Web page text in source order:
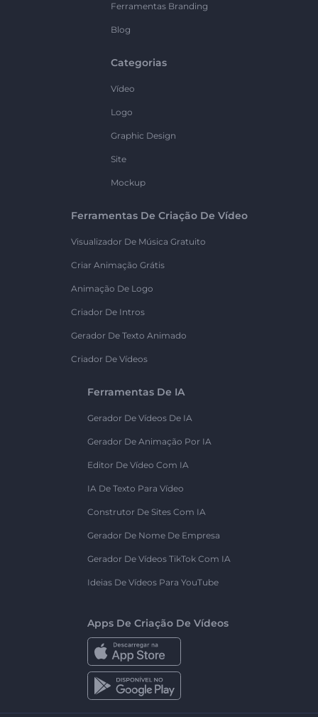
Ferramentas Branding
Blog
Categorias
Vídeo
Logo
Graphic Design
Site
Mockup
Ferramentas De Criação De Vídeo
Visualizador De Música Gratuito
Criar Animação Grátis
Animação De Logo
Criador De Intros
Gerador De Texto Animado
Criador De Vídeos
Ferramentas De IA
Gerador De Vídeos De IA
Gerador De Animação Por IA
Editor De Vídeo Com IA
IA De Texto Para Vídeo
Construtor De Sites Com IA
Gerador De Nome De Empresa
Gerador De Vídeos TikTok Com IA
Ideias De Vídeos Para YouTube
Apps De Criação De Vídeos